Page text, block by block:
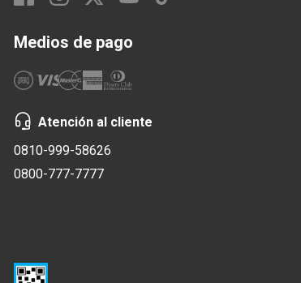
Medios de pago
Atención al cliente
0810-999-58626
0800-777-7777